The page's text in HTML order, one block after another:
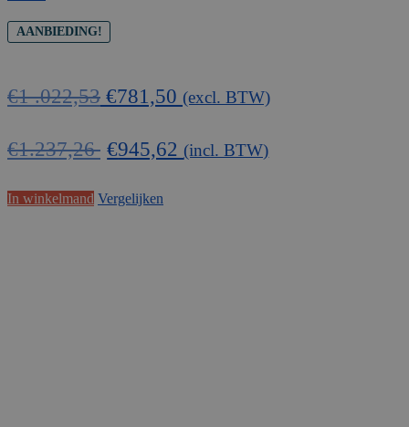
AANBIEDING!
€1 .022,53 Oorspronkelijke
was:
€1
.022,53.
€781,50 Huidige
is:
€781,50.
(excl. BTW)
€1.237,26 €945,62 (incl. BTW)
In winkelmand Vergelijken